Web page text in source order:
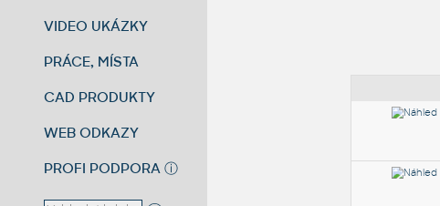
VIDEO UKÁZKY
PRÁCE, MÍSTA
CAD PRODUKTY
WEB ODKAZY
PROFI PODPORA ⓘ